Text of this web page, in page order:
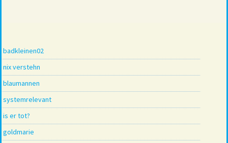
badkleinen02
nix verstehn
blaumannen
systemrelevant
is er tot?
goldmarie